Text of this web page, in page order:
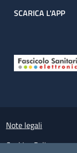
SCARICA L'APP
Small prints
Note legali
Cookies Policy